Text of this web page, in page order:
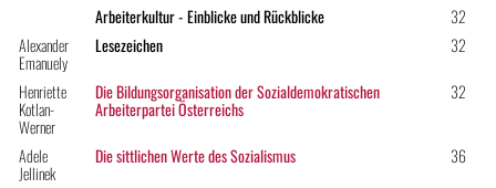
Arbeiterkultur - Einblicke und Rückblicke
32
Alexander
Emanuely
Lesezeichen
32
Henriette
Kotlan-
Werner
Die Bildungsorganisation der Sozialdemokratischen
Arbeiterpartei Österreichs
32
Adele
Jellinek
Die sittlichen Werte des Sozialismus
36